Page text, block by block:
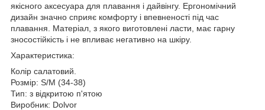
якісного аксесуара для плавання і дайвінгу. Ергономічний
дизайн значно сприяє комфорту і впевненості під час
плавання. Матеріал, з якого виготовлені ласти, має гарну
зносостійкість і не впливає негативно на шкіру.
Характеристика:
Колір салатовий.
Розмір: S/M (34-38)
Тип: з відкритою п'ятою
Виробник: Dolvor